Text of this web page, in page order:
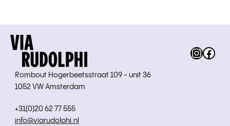
Rombout Hogerbeetsstraat 109 - unit 36
1052 VW Amsterdam
+31(0)20 62 77 555
info@viarudolphi.nl